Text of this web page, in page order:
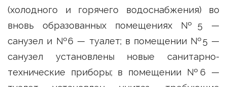
(холодного и горячего водоснабжения) во
вновь образованных помещениях №5 —
санузел и №6 — туалет; в помещении №5 —
санузел установлены новые санитарно-
технические приборы; в помещении №6 —